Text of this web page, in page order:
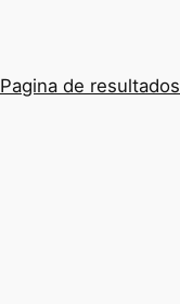
Pagina de resultados